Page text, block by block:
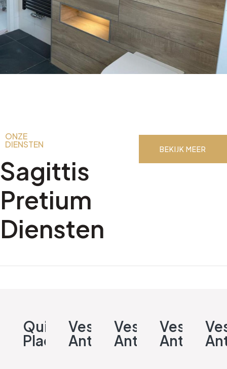
ONZE
DIENSTEN
Sagittis
Pretium
Diensten
BEKIJK MEER
Quisque
Placerat
Vestibulum
Ante
Vestibulum
Ante
Ante